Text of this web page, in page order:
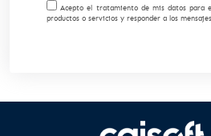
Acepto el tratamiento de mis datos para
productos o servicios y responder a los